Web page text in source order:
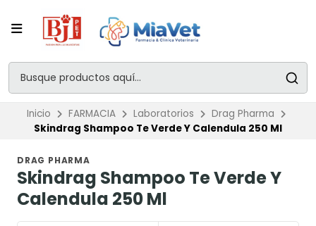
Inicio FARMACIA Laboratorios
Drag Pharma
Skindrag Shampoo Te Verde Y Calendula 250 Ml
DRAG PHARMA
Skindrag Shampoo Te Verde Y
Calendula 250 Ml